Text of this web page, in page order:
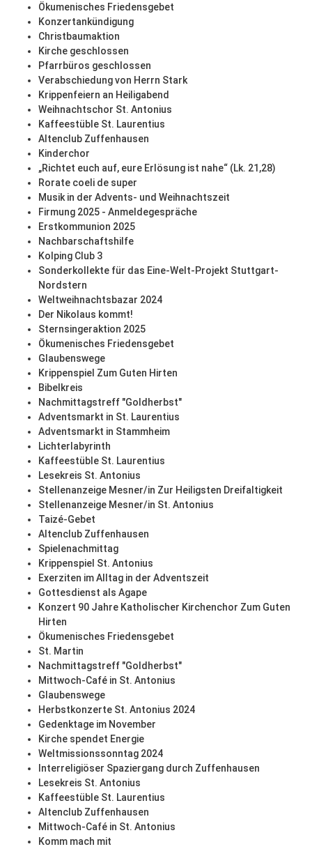
Ökumenisches Friedensgebet
Konzertankündigung
Christbaumaktion
Kirche geschlossen
Pfarrbüros geschlossen
Verabschiedung von Herrn Stark
Krippenfeiern an Heiligabend
Weihnachtschor St. Antonius
Kaffeestüble St. Laurentius
Altenclub Zuffenhausen
Kinderchor
„Richtet euch auf, eure Erlösung ist nahe“ (Lk. 21,28)
Rorate coeli de super
Musik in der Advents- und Weihnachtszeit
Firmung 2025 - Anmeldegespräche
Erstkommunion 2025
Nachbarschaftshilfe
Kolping Club 3
Sonderkollekte für das Eine-Welt-Projekt Stuttgart-
Nordstern
Weltweihnachtsbazar 2024
Der Nikolaus kommt!
Sternsingeraktion 2025
Ökumenisches Friedensgebet
Glaubenswege
Krippenspiel Zum Guten Hirten
Bibelkreis
Nachmittagstreff "Goldherbst"
Adventsmarkt in St. Laurentius
Adventsmarkt in Stammheim
Lichterlabyrinth
Kaffeestüble St. Laurentius
Lesekreis St. Antonius
Stellenanzeige Mesner/in Zur Heiligsten Dreifaltigkeit
Stellenanzeige Mesner/in St. Antonius
Taizé-Gebet
Altenclub Zuffenhausen
Spielenachmittag
Krippenspiel St. Antonius
Exerziten im Alltag in der Adventszeit
Gottesdienst als Agape
Konzert 90 Jahre Katholischer Kirchenchor Zum Guten
Hirten
Ökumenisches Friedensgebet
St. Martin
Nachmittagstreff "Goldherbst"
Mittwoch-Café in St. Antonius
Glaubenswege
Herbstkonzerte St. Antonius 2024
Gedenktage im November
Kirche spendet Energie
Weltmissionssonntag 2024
Interreligiöser Spaziergang durch Zuffenhausen
Lesekreis St. Antonius
Kaffeestüble St. Laurentius
Altenclub Zuffenhausen
Mittwoch-Café in St. Antonius
Komm mach mit